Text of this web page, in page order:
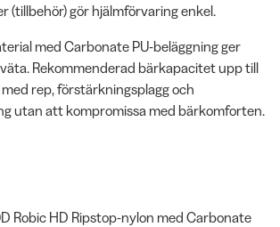
(tillbehör) gör hjälmförvaring enkel.
med Carbonate PU-beläggning ger
Rekommenderad bärkapacitet upp till
rep, förstärkningsplagg och
utan att kompromissa med bärkomforten.
Robic HD Ripstop-nylon med Carbonate